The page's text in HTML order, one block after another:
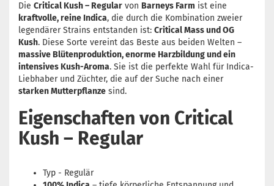
Die Critical Kush – Regular von Barneys Farm ist eine
kraftvolle, reine Indica, die durch die Kombination zweier
legendärer Strains entstanden ist: Critical Mass und OG
Kush. Diese Sorte vereint das Beste aus beiden Welten –
massive Blütenproduktion, enorme Harzbildung und ein
intensives Kush-Aroma. Sie ist die perfekte Wahl für Indica-
Liebhaber und Züchter, die auf der Suche nach einer
starken Mutterpflanze sind.
Eigenschaften von Critical
Kush – Regular
Typ - Regulär